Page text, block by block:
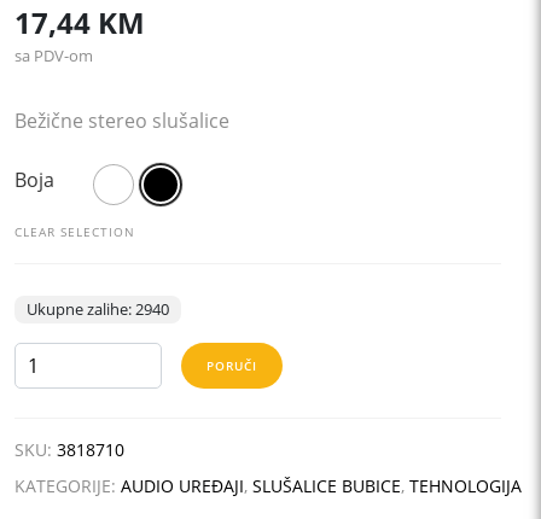
17,44 KM
sa PDV-om
Bežične stereo slušalice
Boja
CLEAR SELECTION
Ukupne zalihe: 2940
BLUES
količina
PORUČI
SKU: 3818710
KATEGORIJE: AUDIO UREĐAJI, SLUŠALICE BUBICE, TEHNOLOGIJA